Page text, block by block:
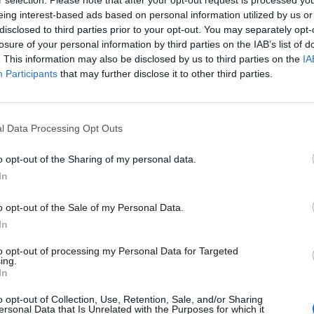
interest-based ads based on personal information utilized by us
to third parties prior to your opt-out. You may separately
of your personal information by third parties on the IAB’s list of
This information may also be disclosed by us to third parties on the
Participants that may further disclose it to other third parties.
Data Processing Opt Outs
opt-out of the Sharing of my personal data.
opt-out of the Sale of my Personal Data.
opt-out of processing my Personal Data for Targeted
opt-out of Collection, Use, Retention, Sale, and/or Sharing
Data that Is Unrelated with the Purposes for which it
alapok esetében benchmark-ként funkcionáló
felülvizsgálata során az elmúlt három hónap
papírja, helyét az Antenna foglalta el. A RAX
erre számolt éves hozam 10.74%. A papírok forgalmi
változás, az egész piacra jellemző forgalomcsökkenés
A Humet egy hónapja ugyanekkora átlagos...
tartalmazza:
cikkarchívum